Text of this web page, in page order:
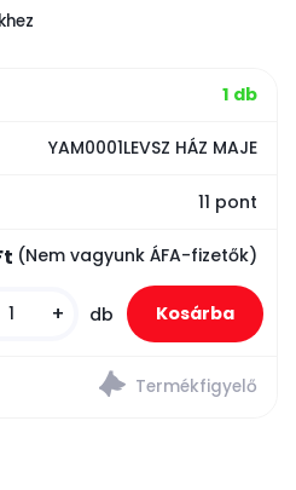
1 db
YAM0001LEVSZ HÁZ MAJE
11 pont
(Nem vagyunk ÁFA-fizetők)
+ db